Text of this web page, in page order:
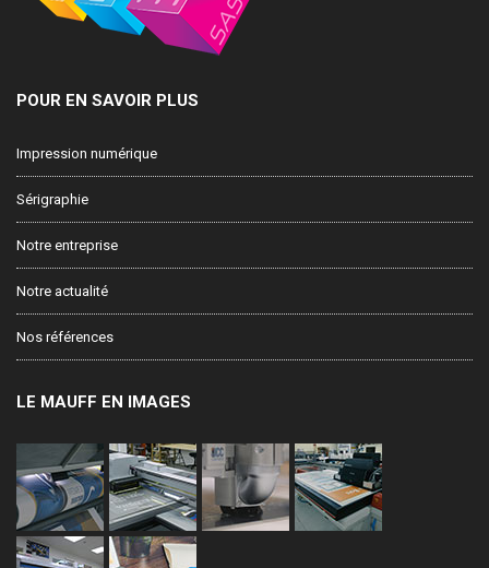
POUR EN SAVOIR PLUS
Impression numérique
Sérigraphie
Notre entreprise
Notre actualité
Nos références
LE MAUFF EN IMAGES